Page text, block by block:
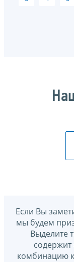
Если Вы
мы будем
Выделите
комбинацию